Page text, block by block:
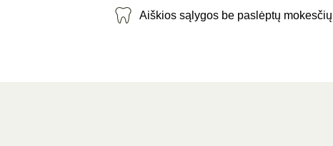
Aiškios sąlygos be paslėptų mokesčių